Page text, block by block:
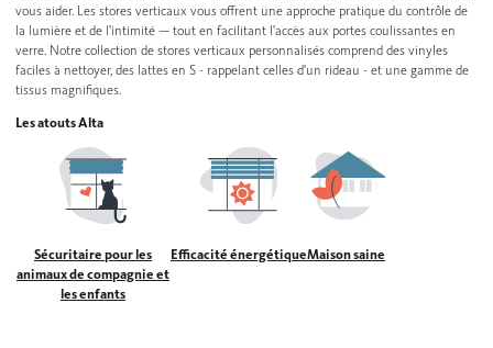
Stores translucides
Stores en bois
Stores en similibois
Stores verticaux
Persiennes sur mesure
Voir tous les produits
Accès détaillant
Contactez-nous
Trouver mon détaillant local
vous aider. Les stores verticaux vous offrent une approche pratique du contrôle de
la lumière et de l'intimité — tout en facilitant l'accès aux portes coulissantes en
verre. Notre collection de stores verticaux personnalisés comprend des vinyles
faciles à nettoyer, des lattes en S - rappelant celles d'un rideau - et une gamme de
tissus magnifiques.
Les atouts Alta
Sécuritaire pour les
animaux de compagnie et
les enfants
Efficacité énergétiqueMaison saine